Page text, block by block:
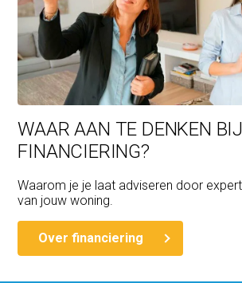
WAAR AAN TE DENKEN BIJ
FINANCIERING?
Waarom je je laat adviseren door
van jouw woning.
Over financiering